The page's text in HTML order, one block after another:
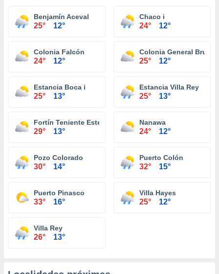
Benjamín Aceval
25° 12°
Chaco i
24° 12°
Colonia Falcón
24° 12°
Colonia General
25° 12°
Estancia Boca i
25° 13°
Estancia Villa Rey
25° 13°
Fortín Teniente Esteban Martínez
29° 13°
Nanawa
24° 12°
Pozo Colorado
30° 14°
Puerto Colón
32° 15°
Puerto Pinasco
33° 16°
Villa Hayes
25° 12°
Villa Rey
26° 13°